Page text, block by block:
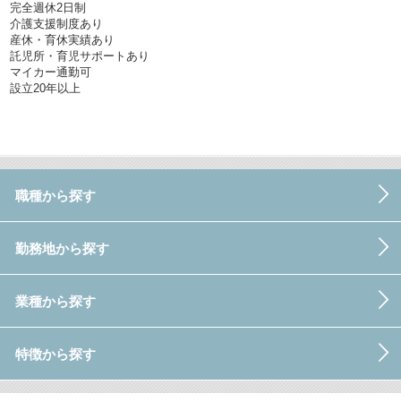
完全週休2日制
介護支援制度あり
産休・育休実績あり
託児所・育児サポートあり
マイカー通勤可
設立20年以上
職種から探す
勤務地から探す
業種から探す
特徴から探す